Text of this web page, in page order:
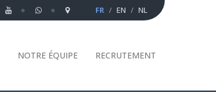
FR EN NL
NOTRE ÉQUIPE RECRUTEMENT